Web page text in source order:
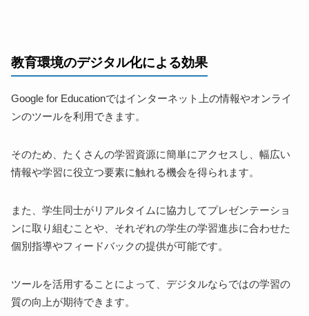
教育環境のデジタル化による効果
Google for Educationではインターネット上の情報やオンライ
ンのツールを利用できます。
そのため、たくさんの学習資源に簡単にアクセスし、幅広い
情報や学習に役立つ要素に触れる機会を得られます。
また、学生同士がリアルタイムに協力してプレゼンテーショ
ンに取り組むことや、それぞれの学生の学習進歩に合わせた
個別指導やフィードバックの提供が可能です。
ツールを活用することによって、デジタルならではの学習の
質の向上が期待できます。